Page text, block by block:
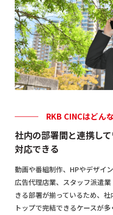
RKB CINCはどん
社内の部署間と連携し
対応できる
動画や番組制作、HPやデザイ
広告代理店業、スタッフ派遣
きる部署が揃っているため、
トップで完結できるケースが